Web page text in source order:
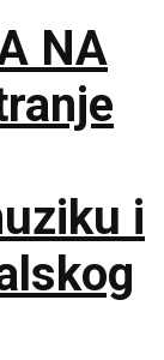
NA
i